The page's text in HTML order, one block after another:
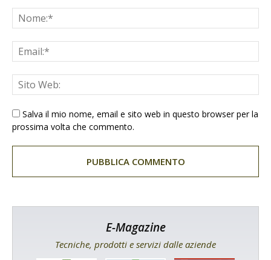
Salva il mio nome, email e sito web in questo browser per la
prossima volta che commento.
E-Magazine
Tecniche, prodotti e servizi dalle aziende